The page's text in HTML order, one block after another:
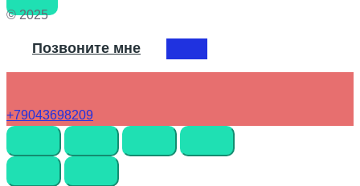
© 2025
Позвоните мне
+79043698209